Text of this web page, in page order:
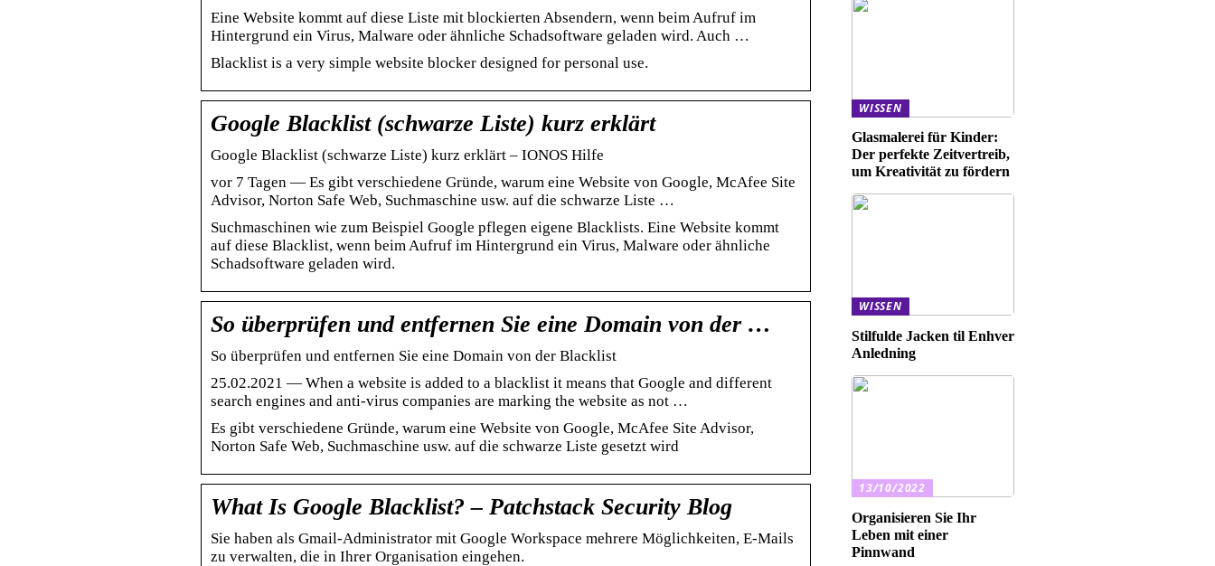
Eine Website kommt auf diese Liste mit blockierten Absendern, wenn beim Aufruf im
Hintergrund ein Virus, Malware oder ähnliche Schadsoftware geladen wird. Auch …
Blacklist is a very simple website blocker designed for personal use.
Google Blacklist (schwarze Liste) kurz erklärt
Google Blacklist (schwarze Liste) kurz erklärt – IONOS Hilfe
vor 7 Tagen — Es gibt verschiedene Gründe, warum eine Website von Google, McAfee Site
Advisor, Norton Safe Web, Suchmaschine usw. auf die schwarze Liste …
Suchmaschinen wie zum Beispiel Google pflegen eigene Blacklists. Eine Website kommt
auf diese Blacklist, wenn beim Aufruf im Hintergrund ein Virus, Malware oder ähnliche
Schadsoftware geladen wird.
So überprüfen und entfernen Sie eine Domain von der …
So überprüfen und entfernen Sie eine Domain von der Blacklist
25.02.2021 — When a website is added to a blacklist it means that Google and different
search engines and anti-virus companies are marking the website as not …
Es gibt verschiedene Gründe, warum eine Website von Google, McAfee Site Advisor,
Norton Safe Web, Suchmaschine usw. auf die schwarze Liste gesetzt wird
What Is Google Blacklist? – Patchstack Security Blog
Sie haben als Gmail-Administrator mit Google Workspace mehrere Möglichkeiten, E-Mails
zu verwalten, die in Ihrer Organisation eingehen.
WISSEN
Glasmalerei für Kinder:
Der perfekte Zeitvertreib,
um Kreativität zu fördern
WISSEN
Stilfulde Jacken til Enhver
Anledning
13/10/2022
Organisieren Sie Ihr
Leben mit einer
Pinnwand